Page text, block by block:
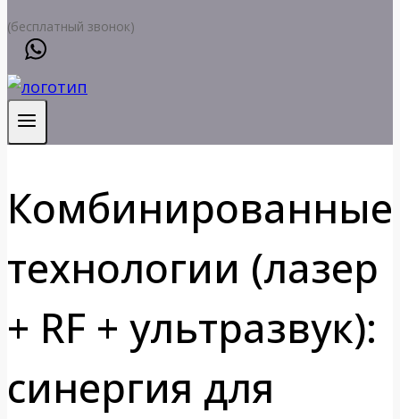
(бесплатный звонок)
Комбинированные
технологии (лазер
+ RF + ультразвук):
синергия для